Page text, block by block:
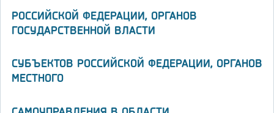
РОССИЙСКОЙ ФЕДЕРАЦИИ, ОРГАНОВ
ГОСУДАРСТВЕННОЙ ВЛАСТИ
СУБЪЕКТОВ РОССИЙСКОЙ ФЕДЕРАЦИИ, ОРГАНОВ
МЕСТНОГО